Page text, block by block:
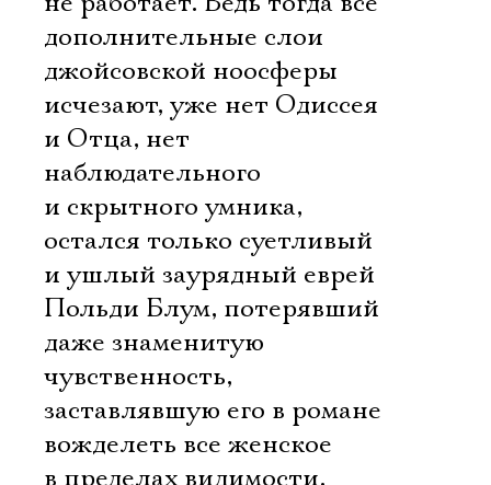
дополнительные слои
джойсовской ноосферы
исчезают, уже нет Одиссея
и Отца, нет
наблюдательного
и скрытного умника,
остался только суетливый
и ушлый заурядный еврей
Польди Блум, потерявший
даже знаменитую
чувственность,
заставлявшую его в романе
вожделеть все женское
в пределах видимости.
Имя